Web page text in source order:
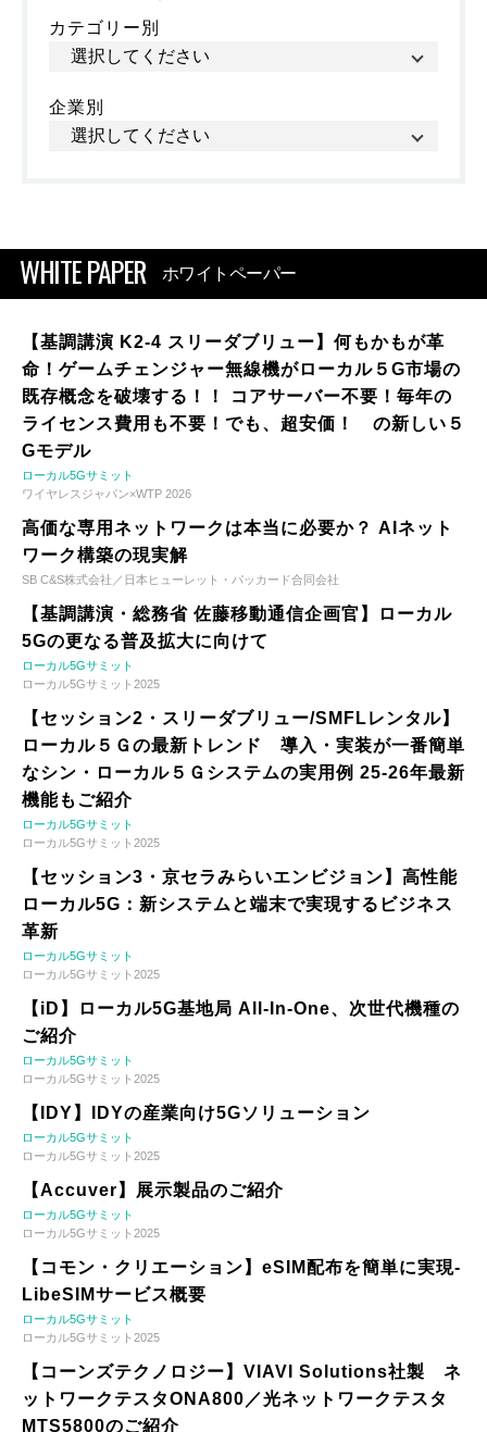
カテゴリー別
企業別
WHITE PAPER ホワイトペーパー
【基調講演 K2-4 スリーダブリュー】何もかもが革
命！ゲームチェンジャー無線機がローカル５G市場の
既存概念を破壊する！！ コアサーバー不要！毎年の
ライセンス費用も不要！でも、超安価！ の新しい５
Gモデル
ローカル5Gサミット
ワイヤレスジャパン×WTP 2026
高価な専用ネットワークは本当に必要か？ AIネット
ワーク構築の現実解
SB C&S株式会社／日本ヒューレット・パッカード合同会社
【基調講演・総務省 佐藤移動通信企画官】ローカル
5Gの更なる普及拡大に向けて
ローカル5Gサミット
ローカル5Gサミット2025
【セッション2・スリーダブリュー/SMFLレンタル】
ローカル５Ｇの最新トレンド 導入・実装が一番簡単
なシン・ローカル５Ｇシステムの実用例 25-26年最新
機能もご紹介
ローカル5Gサミット
ローカル5Gサミット2025
【セッション3・京セラみらいエンビジョン】高性能
ローカル5G：新システムと端末で実現するビジネス
革新
ローカル5Gサミット
ローカル5Gサミット2025
【iD】ローカル5G基地局 All-In-One、次世代機種の
ご紹介
ローカル5Gサミット
ローカル5Gサミット2025
【IDY】IDYの産業向け5Gソリューション
ローカル5Gサミット
ローカル5Gサミット2025
【Accuver】展示製品のご紹介
ローカル5Gサミット
ローカル5Gサミット2025
【コモン・クリエーション】eSIM配布を簡単に実現-
LibeSIMサービス概要
ローカル5Gサミット
ローカル5Gサミット2025
【コーンズテクノロジー】VIAVI Solutions社製 ネ
ットワークテスタONA800／光ネットワークテスタ
MTS5800のご紹介